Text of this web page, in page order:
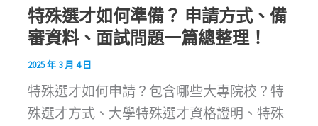
特殊選才如何準備？ 申請方式、備
審資料、面試問題一篇總整理！
2025 年 3 月 4 日
特殊選才如何申請？包含哪些大專院校？特
殊選才方式、大學特殊選才資格證明、特殊